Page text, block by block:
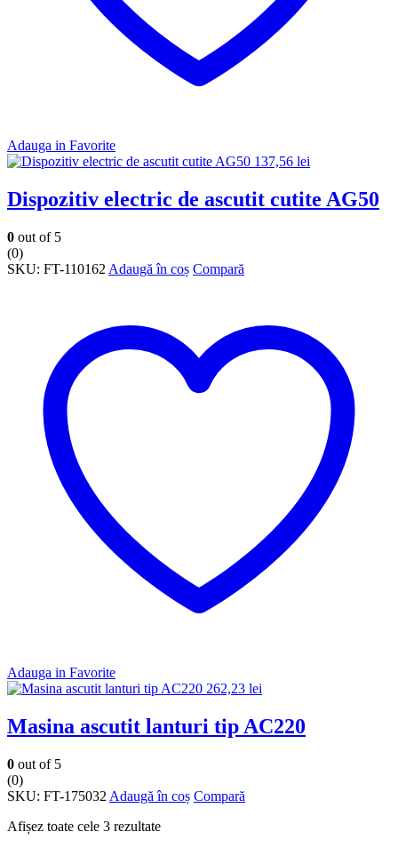
Adauga in Favorite
137,56 lei
Dispozitiv electric de ascutit cutite AG50
0 out of 5
(0)
SKU: FT-110162 Adaugă în coș Compară
Adauga in Favorite
262,23 lei
Masina ascutit lanturi tip AC220
0 out of 5
(0)
SKU: FT-175032 Adaugă în coș Compară
Afișez toate cele 3 rezultate